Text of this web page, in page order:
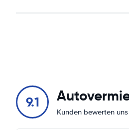
9.1
Kunden bewerten